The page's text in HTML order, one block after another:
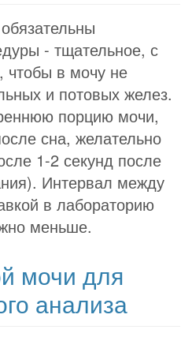
- тщательное, с
в мочу не
и потовых желез.
порцию мочи,
сна, желательно
1-2 секунд после
Интервал между
в лабораторию
меньше.
мочи для
анализа